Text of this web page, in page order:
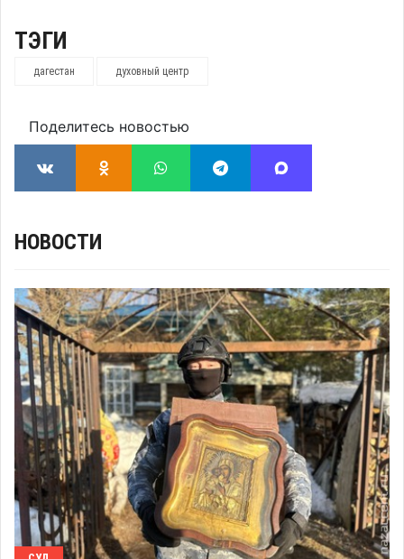
ТЭГИ
дагестан духовный центр
Поделитесь новостью
НОВОСТИ